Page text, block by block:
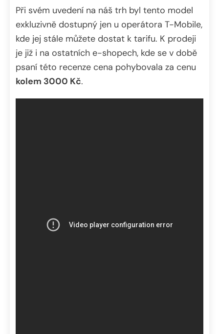
Při svém uvedení na náš trh byl tento model
exkluzivně dostupný jen u operátora T-Mobile,
kde jej stále můžete dostat k tarifu. K prodeji
je již i na ostatních e-shopech, kde se v době
psaní této recenze cena pohybovala za cenu
kolem 3000 Kč.